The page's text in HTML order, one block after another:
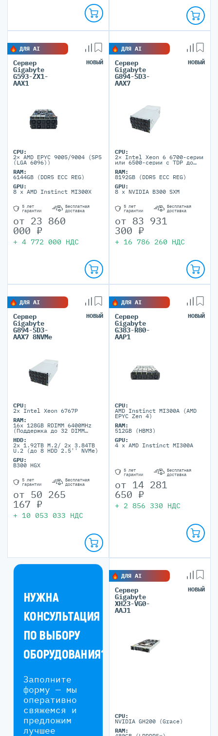
ДЛЯ AI
Сервер
Gigabyte
G593-ZX1-
AAX1
НОВЫЙ
CPU:
2× AMD EPYC 9005/9004 (SP5
(LGA 6096))
RAM:
6144GB (DDR5 ECC REG)
GPU:
8 x AMD Instinct MI300X
5 лет
гарантии
Бесплатная
доставка
от 23 860
000 ₽
+ 4 772 000 НДС
ДЛЯ AI
Сервер
Gigabyte
G894-SD3-
AAX7
НОВЫЙ
CPU:
2× Intel Xeon 6 6700-серии
или 6500-серии с TDP до
RAM:
8192GB (DDR5 ECC REG)
GPU:
8 x NVIDIA B300 SXM
5 лет
гарантии
Бесплатная
доставка
от 83 931
300 ₽
+ 16 786 260 НДС
ДЛЯ AI
Сервер
Gigabyte
G894-SD3-
AAX7 8NVMe
НОВЫЙ
CPU:
2x Intel Xeon 6767P
RAM:
16x 128GB RDIMM 6400MHz
(Поддержка до 32 DIMM
HDD:
2x 1.92TB M.2/ 2x 3.84TB
U.2 (до 8 HDD 2.5'' NVMe)
GPU:
B300 HGX
5 лет
гарантии
Бесплатная
доставка
от 50 265
167 ₽
+ 10 053 033 НДС
ДЛЯ AI
Сервер
Gigabyte
G383-R80-
AAP1
НОВЫЙ
CPU:
AMD Instinct MI300A (AMD
EPYC Zen 4)
RAM:
512GB (HBM3)
GPU:
4 x AMD Instinct MI300A
5 лет
гарантии
Бесплатная
доставка
от 14 281
650 ₽
+ 2 856 330 НДС
НУЖНА
КОНСУЛЬТАЦИЯ
ПО ВЫБОРУ
ОБОРУДОВАНИЯ?
Заполните
форму — мы
оперативно
свяжемся и
предложим
лучшее
ДЛЯ AI
Сервер
Gigabyte
XH23-VG0-
AAJ1
НОВЫЙ
CPU:
NVIDIA GH200 (Grace)
RAM: